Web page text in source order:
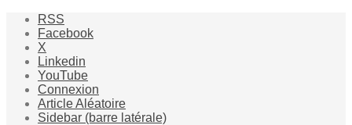
RSS
Facebook
X
Linkedin
YouTube
Connexion
Article Aléatoire
Sidebar (barre latérale)